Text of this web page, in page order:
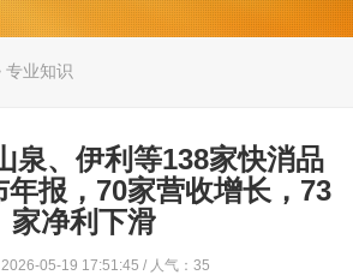
专业知识
泉、伊利等138家快消品
报，70家营收增长，73
家净利下滑
2026-05-19 17:51:45 / 人气：35